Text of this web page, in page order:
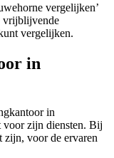
vergelijken’
vrijblijvende
vergelijken.
in
in
voor zijn diensten. Bij
zijn, voor de ervaren